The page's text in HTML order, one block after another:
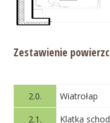
Zestawienie
2.0. Wiatrołap
2.1. Klatka